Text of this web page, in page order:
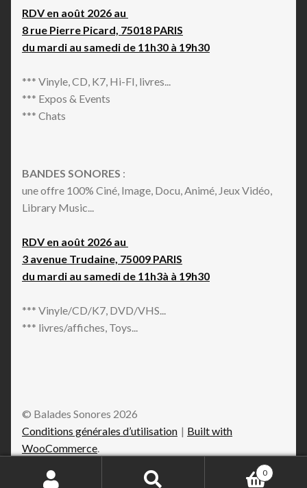
RDV en août 2026 au
8 rue Pierre Picard, 75018 PARIS
du mardi au samedi de 11h30 à 19h30
*** Vinyle, CD, K7, Hi-FI, livres...
*** Expos & Events
*** Chats
BANDES SONORES :
une offre 100% Ciné, Image, Docu, Animé, Jeux Vidéo,
Library Music...
RDV en août 2026 au
3 avenue Trudaine, 75009 PARIS
du mardi au samedi de 11h3à à 19h30
*** Vinyle/CD/K7, DVD/VHS...
*** livres/affiches, Toys...
© Balades Sonores 2026
Conditions générales d’utilisation
Built with
WooCommerce.
0